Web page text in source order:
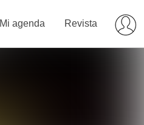
Mi agenda Revista